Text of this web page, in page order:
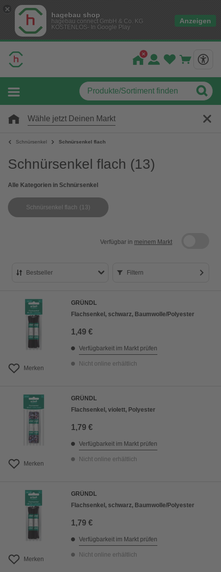
hagebau shop
hagebau connect GmbH & Co. KG
KOSTENLOS- In Google Play
Anzeigen
Wähle jetzt Deinen Markt
Schnürsenkel Schnürsenkel flach
Schnürsenkel flach (13)
Alle Kategorien in Schnürsenkel
Schnürsenkel flach (13)
Verfügbar in meinem Markt
Bestseller
Preis aufsteigend
Preis absteigend
Bewertung
Filtern
Merken
GRÜNDL
Flachsenkel, schwarz, Baumwolle/Polyester
1,49 €
Verfügbarkeit im Markt prüfen
Nicht online erhältlich
Merken
GRÜNDL
Flachsenkel, violett, Polyester
1,79 €
Verfügbarkeit im Markt prüfen
Nicht online erhältlich
Merken
GRÜNDL
Flachsenkel, schwarz, Baumwolle/Polyester
1,79 €
Verfügbarkeit im Markt prüfen
Nicht online erhältlich